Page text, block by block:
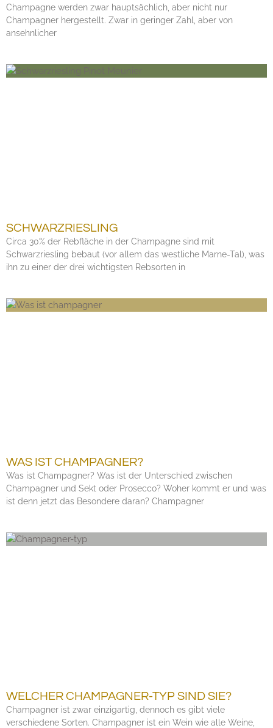
Champagne werden zwar hauptsächlich, aber nicht nur
Champagner hergestellt. Zwar in geringer Zahl, aber von
ansehnlicher
SCHWARZRIESLING
Circa 30% der Rebfläche in der Champagne sind mit
Schwarzriesling bebaut (vor allem das westliche Marne-Tal), was
ihn zu einer der drei wichtigsten Rebsorten in
WAS IST CHAMPAGNER?
Was ist Champagner? Was ist der Unterschied zwischen
Champagner und Sekt oder Prosecco? Woher kommt er und was
ist denn jetzt das Besondere daran? Champagner
WELCHER CHAMPAGNER-TYP SIND SIE?
Champagner ist zwar einzigartig, dennoch es gibt viele
verschiedene Sorten. Champagner ist ein Wein wie alle Weine,